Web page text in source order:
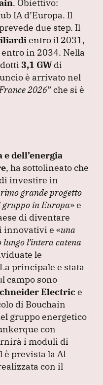
. Obiettivo:
IA d’Europa. Il
due step. Il
entro il 2031,
in 2034. Nella
3,1 GWdi
è arrivato nel
2026” che si è
dell’energia
, ha sottolineato che
investire in
grande progetto
in Europa»e
di diventare
innovativi e «una
l’intera catena
le
La principale e stata
campo sono
Electric e
di Bouchain
gruppo energetico
con
i moduli di
è prevista la AI
con il